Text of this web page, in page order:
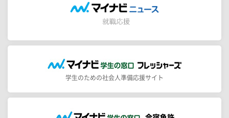
学生のための社会人準備応援サイト